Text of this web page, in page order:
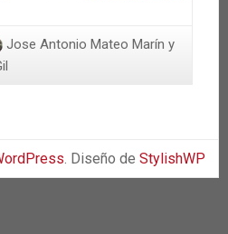
Jose Antonio Mateo Marín y
. Diseño de StylishWP